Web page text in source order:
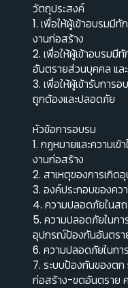
วัตถุประสงค์
1. เพื่อให้ผู้เข้าอบรมมี
งานก่อสร้าง
2. เพื่อให้ผู้เข้าอบรมมี
อันตรายส่วนบุคคล แล
3. เพื่อให้ผู้เข้ารับการ
ถูกต้องและปลอดภัย
หัวข้อการอบรม
1. กฎหมายและความเ
งานก่อสร้าง
2. สาเหตุของการเกิด
3. องค์ประกอบของค
4. ความปลอดภัยในส
5. ความปลอดภัยในกา
อุปกรณ์ป้องกันอันตรา
6. ความปลอดภัยในกา
7. ระบบป้องกันของต
ก่อสร้าง-ขตอันตราย